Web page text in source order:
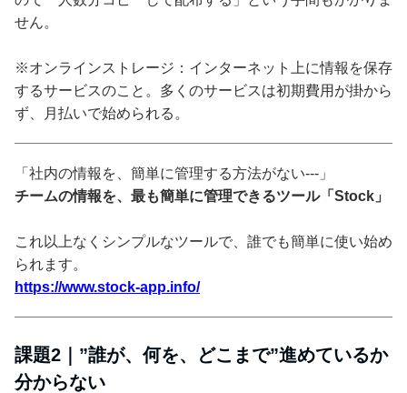
せん。
※オンラインストレージ：インターネット上に情報を保存
するサービスのこと。多くのサービスは初期費用が掛から
ず、月払いで始められる。
「社内の情報を、簡単に管理する方法がない---」
チームの情報を、最も簡単に管理できるツール「Stock」
これ以上なくシンプルなツールで、誰でも簡単に使い始め
られます。
https://www.stock-app.info/
課題2｜”誰が、何を、どこまで”進めているか
分からない